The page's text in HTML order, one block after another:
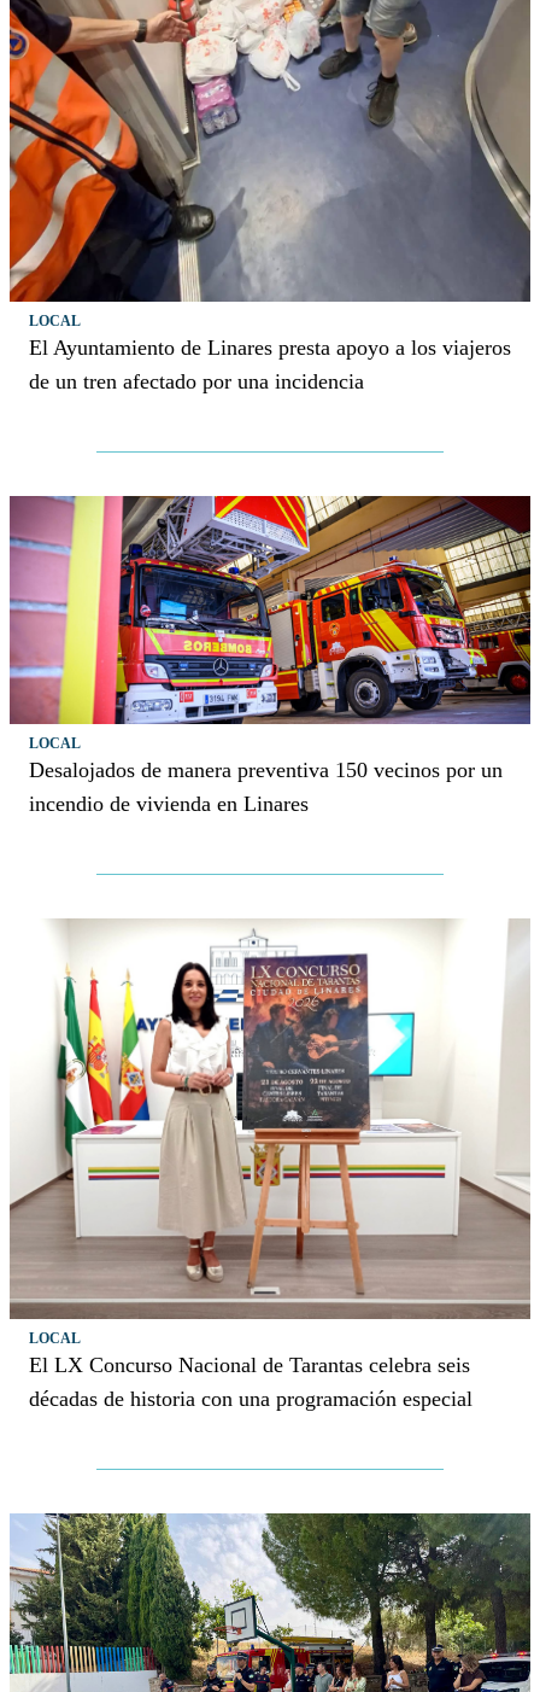
LOCAL
El Ayuntamiento de Linares presta apoyo a los viajeros
de un tren afectado por una incidencia
LOCAL
Desalojados de manera preventiva 150 vecinos por un
incendio de vivienda en Linares
LOCAL
El LX Concurso Nacional de Tarantas celebra seis
décadas de historia con una programación especial